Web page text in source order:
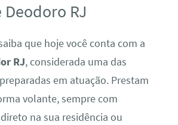
RJ
que hoje você conta com a
RJ, considerada uma das
em atuação. Prestam
volante, sempre com
na sua residência ou